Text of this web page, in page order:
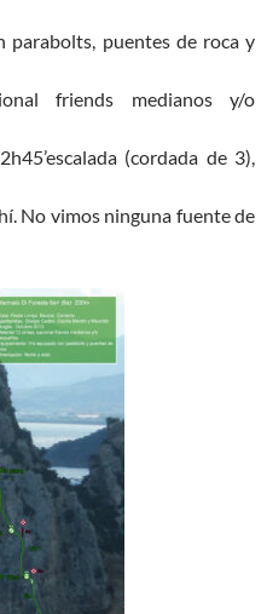
parabolts, puentes de roca y
friends medianos y/o
(cordada de 3),
No vimos ninguna fuente de